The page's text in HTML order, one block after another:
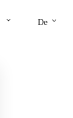
keyboard_arrow_down De keyboard_arrow_down